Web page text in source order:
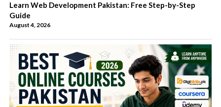
Learn Web Development Pakistan: Free Step-by-Step
Guide
August 4, 2026